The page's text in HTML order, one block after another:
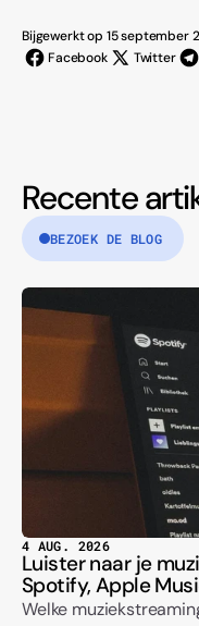
Bijgewerkt op 15 september
Facebook
Twitter
Recente
BEZOEK DE BLOG
4 AUG. 2026
Luister naar je
Spotify, Apple
Welke